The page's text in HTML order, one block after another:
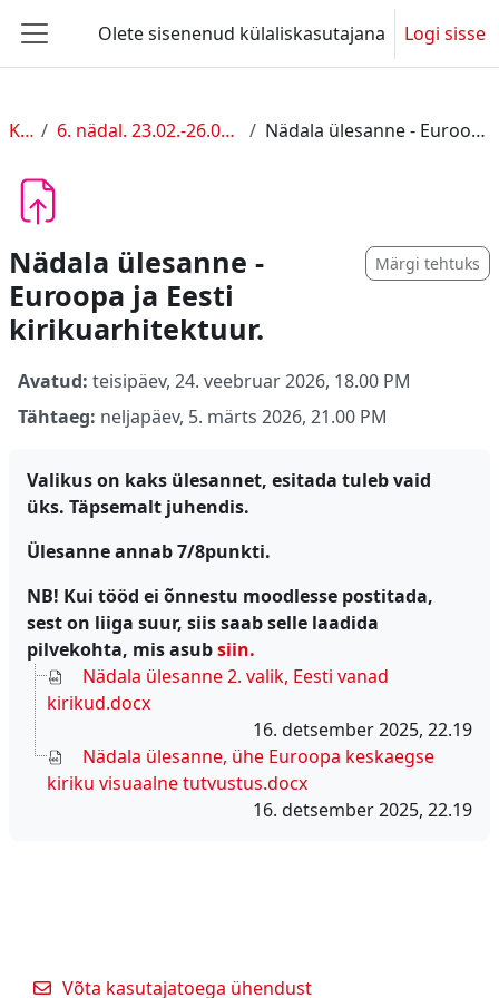
Küljepaneel
Olete sisenenud külaliskasutajana Logi sisse
KUL I 6. nädal. 23.02.-26.02. Romaani ja gooti stiil. Nädala ülesanne - Euroopa ja Eesti kirikuarhitektuur.
Nädala ülesanne -
Euroopa ja Eesti
kirikuarhitektuur.
Märgi tehtuks
Avatud: teisipäev, 24. veebruar 2026, 18.00 PM
Tähtaeg: neljapäev, 5. märts 2026, 21.00 PM
Valikus on kaks ülesannet, esitada tuleb vaid
üks. Täpsemalt juhendis.
Ülesanne annab 7/8punkti.
NB! Kui tööd ei õnnestu moodlesse postitada,
sest on liiga suur, siis saab selle laadida
pilvekohta, mis asubsiin.
Nädala ülesanne 2. valik, Eesti vanad
kirikud.docx
16. detsember 2025, 22.19
Nädala ülesanne, ühe Euroopa keskaegse
kiriku visuaalne tutvustus.docx
16. detsember 2025, 22.19
Võta kasutajatoega ühendust